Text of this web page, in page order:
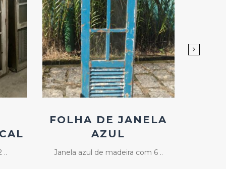
..
Add
ao
Favoritos
FOLHA DE JANELA
AZUL
Janela azul de madeira com 6 ..